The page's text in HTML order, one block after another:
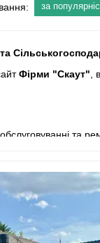
за
Фірми "Скаут",
та
лише
обслуговування,